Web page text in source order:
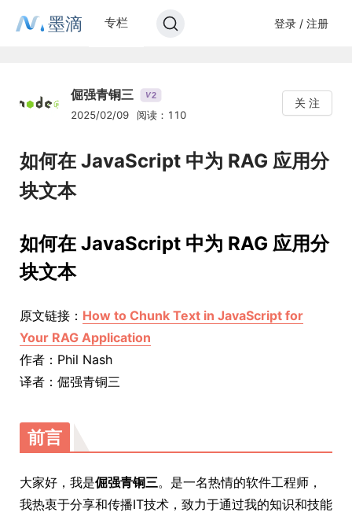
墨滴 专栏 登录 / 注册
倔强青铜三 V2
2025/02/09 阅读：110
关 注
如何在 JavaScript 中为 RAG 应用分
块文本
如何在 JavaScript 中为 RAG 应用分
块文本
原文链接： How to Chunk Text in JavaScript for
Your RAG Application
作者：Phil Nash
译者：倔强青铜三
前言
大家好，我是倔强青铜三。是一名热情的软件工程师，
我热衷于分享和传播IT技术，致力于通过我的知识和技能